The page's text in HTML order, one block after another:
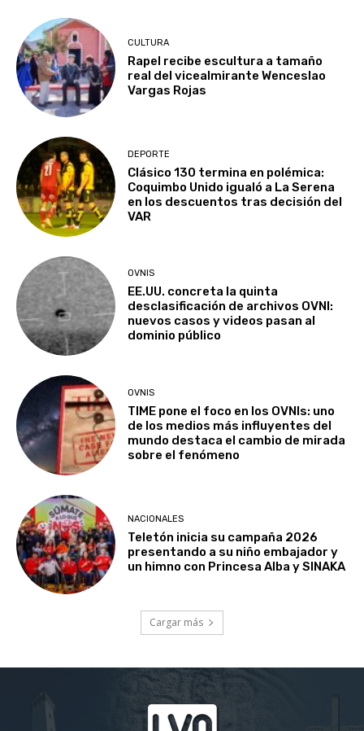
CULTURA
Rapel recibe escultura a tamaño
real del vicealmirante Wenceslao
Vargas Rojas
DEPORTE
Clásico 130 termina en polémica:
Coquimbo Unido igualó a La Serena
en los descuentos tras decisión del
VAR
OVNIS
EE.UU. concreta la quinta
desclasificación de archivos OVNI:
nuevos casos y videos pasan al
dominio público
OVNIS
TIME pone el foco en los OVNIs: uno
de los medios más influyentes del
mundo destaca el cambio de mirada
sobre el fenómeno
NACIONALES
Teletón inicia su campaña 2026
presentando a su niño embajador y
un himno con Princesa Alba y SINAKA
Cargar más